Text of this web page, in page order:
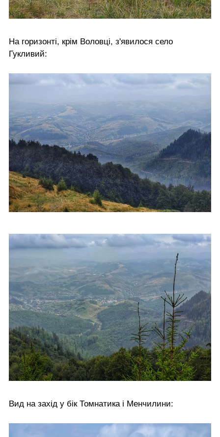
На горизонті, крім Воловці, з'явилося село
Гукливий:
Вид на захід у бік Томнатика і Менчилини: